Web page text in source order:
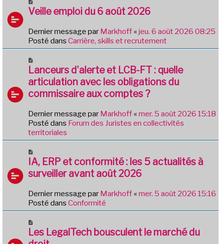
s
a
g
e
o
v
e
a
m
e
s
s
g
e
Veille emploi du 6 août 2026
Dernier message par Markhoff« jeu. 6 août 2026 08:25
Posté dans Carrière, skills et recrutement
o
u
v
e
u
m
e
s
a
g
Lanceurs d’alerte et LCB-FT : quelle
articulation avec les obligations du
commissaire aux comptes ?
Dernier message par Markhoff« mer. 5 août 2026 15:18
Posté dans Forum des Juristes en collectivités
territoriales
o
u
v
a
u
s
IA, ERP et conformité : les 5 actualités à
surveiller avant août 2026
Dernier message par Markhoff« mer. 5 août 2026 15:16
Posté dans Conformité
o
u
Les LegalTech bousculent le marché du